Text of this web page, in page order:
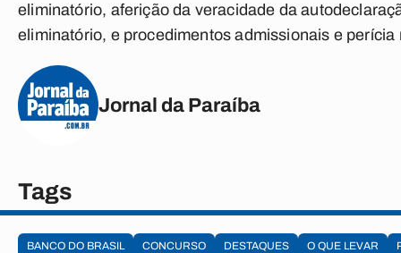
eliminatório, aferição da veracidade da
eliminatório, e procedimentos admissionais e
Jornal da Paraíba
Tags
BANCO DO BRASIL CONCURSO DESTAQUES O QUE LEVAR